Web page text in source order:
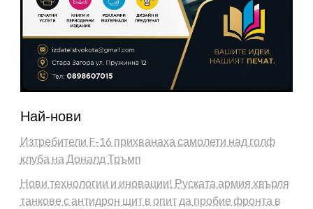
Най-нови
Изтребители F-16 прихванаха самолети над голф
клуба на Доналд Тръмп
Нови технологии и иновации! Руската армия хвърля
танкове с антидрон щит в опит да пробие фронта в